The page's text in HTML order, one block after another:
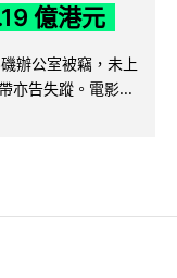
億港元
辦公室被竊，未上
亦告失蹤。電影...